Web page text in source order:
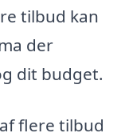
tilbud kan
der
dit budget.
flere tilbud